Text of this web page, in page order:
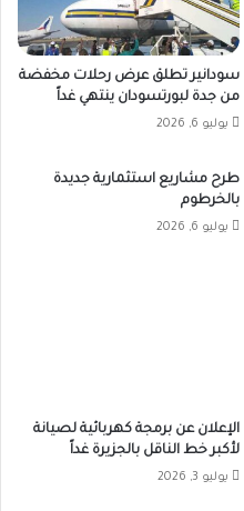
سودانير تطلق عرض رحلات مخفضة
من جدة لبورتسودان ينتهي غداً
يوليو 6, 2026
طرح مشاريع استثمارية جديدة
بالخرطوم
يوليو 6, 2026
الإعلان عن برمجة كهربائية لصيانة
لأكبر خط الناقل بالجزيرة غداً
يوليو 3, 2026